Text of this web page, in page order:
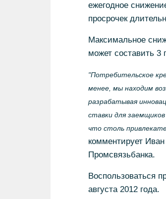
ежегодное
просрочек
Максимальное
может составить 3
"Потребительское
менее, мы находим
разрабатывая
ставки для
что столь
комментирует
Промсвязьбанка.
Воспользоваться
августа 2012 года.